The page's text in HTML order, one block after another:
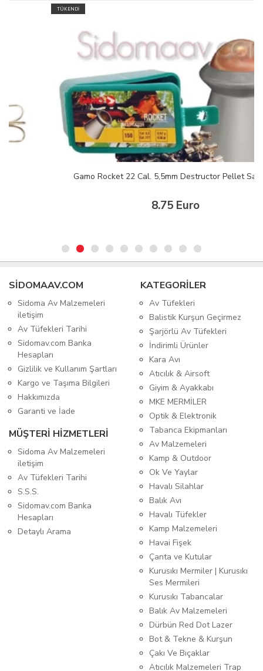
Gamo Rocket 22 Cal. 5,5mm Destructor Pellet Saçma
8.75 Euro
SIDOMAAV.COM
Sidoma Av Malzemeleri
iletişim
Av Tüfekleri Tarihi
Sidomav.com Banka
Hesapları
Gizlilik ve Kullanım Şartları
Kargo ve Taşıma Bilgileri
Hakkımızda
Garanti ve İade
MÜŞTERİ HİZMETLERİ
Sidoma Av Malzemeleri
iletişim
Av Tüfekleri Tarihi
S.S.S.
Sidomav.com Banka
Hesapları
Detaylı Arama
KATEGORİLER
Av Tüfekleri
Balistik Kurşun Geçirmez
Şarjörlü Av Tüfekleri
İndirimli Ürünler
Kara Avı
Atıcılık & Airsoft
Giyim & Ayakkabı
MKE MERMİLER
Optik & Elektronik
Tabanca Ekipmanları
Av Malzemeleri
Kamp & Outdoor
Ok Ve Yaylar
Havalı Silahlar
Balık Avı
Havalı Tüfekler
Kamp Malzemeleri
Havai Fişek
Çanta ve Kutular
Kurusıkı Mermiler | Kurusıkı
Ses Mermileri
Kurusıkı Tabancalar
Balık Av Malzemeleri
Dürbün Red Dot Lazer
Bot & Tekne & Kurşun
Çakı Ve Bıçaklar
Atıcılık Malzemeleri Trap